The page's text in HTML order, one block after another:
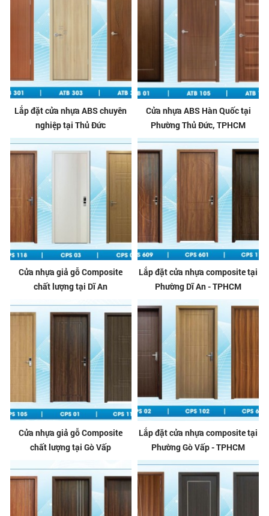
Lắp đặt cửa nhựa ABS chuyên
nghiệp tại Thủ Đức
Cửa nhựa ABS Hàn Quốc tại
Phường Thủ Đức, TPHCM
Cửa nhựa giả gỗ Composite
chất lượng tại Dĩ An
Lắp đặt cửa nhựa composite tại
Phường Dĩ An - TPHCM
Cửa nhựa giả gỗ Composite
chất lượng tại Gò Vấp
Lắp đặt cửa nhựa composite tại
Phường Gò Vấp - TPHCM